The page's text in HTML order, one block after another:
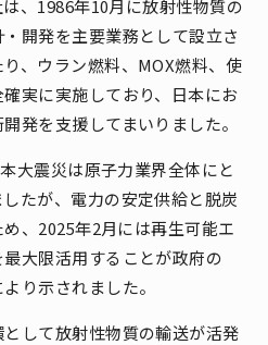
、1986年10月に放射性物質の
開発を主要業務として設立さ
、ウラン燃料、MOX燃料、使
実に実施しており、日本にお
発を支援してまいりました。
大震災は原子力業界全体にと
たが、電力の安定供給と脱炭
、2025年2月には再生可能エ
大限活用することが政府の
り示されました。
して放射性物質の輸送が活発